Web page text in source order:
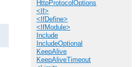
HttpProtocolOptions
<If>
<IfDefine>
<IfModule>
Include
IncludeOptional
KeepAlive
KeepAliveTimeout